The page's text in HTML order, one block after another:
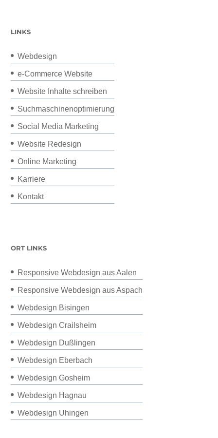
LINKS
Webdesign
e-Commerce Website
Website Inhalte schreiben
Suchmaschinenoptimierung
Social Media Marketing
Website Redesign
Online Marketing
Karriere
Kontakt
ORT LINKS
Responsive Webdesign aus Aalen
Responsive Webdesign aus Aspach
Webdesign Bisingen
Webdesign Crailsheim
Webdesign Dußlingen
Webdesign Eberbach
Webdesign Gosheim
Webdesign Hagnau
Webdesign Uhingen